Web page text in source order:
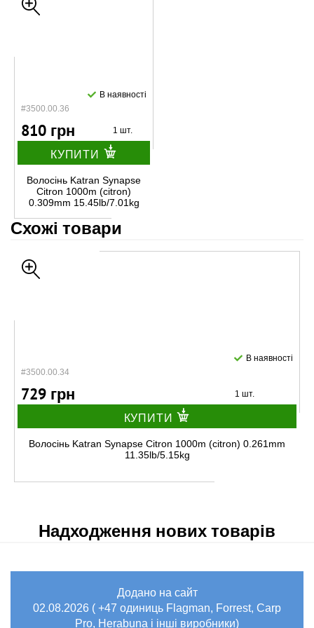
#3500.00.36
В наявності
810 грн 1 шт.
КУПИТИ
Волосінь Katran Synapse
Citron 1000m (citron)
0.309mm 15.45lb/7.01kg
Схожі товари
#3500.00.34
В наявності
729 грн 1 шт.
КУПИТИ
Волосінь Katran Synapse Citron 1000m (citron) 0.261mm
11.35lb/5.15kg
#3500.00.37
Надходження нових товарів
Додано на сайт
02.08.2026 ( +47 одиниць Flagman, Forrest, Carp
Pro, Herabuna і інші виробники)